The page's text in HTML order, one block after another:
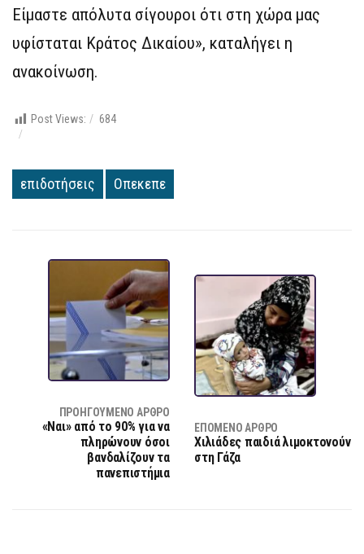
Είμαστε απόλυτα σίγουροι ότι στη χώρα μας
υφίσταται Κράτος Δικαίου», καταλήγει η
ανακοίνωση.
Post Views: 684
επιδοτήσεις Οπεκεπε
ΠΡΟΗΓΟΎΜΕΝΟ ΆΡΘΡΟ
«Ναι» από το 90% για να
πληρώνουν όσοι
βανδαλίζουν τα
πανεπιστήμια
ΕΠΌΜΕΝΟ ΆΡΘΡΟ
Χιλιάδες παιδιά λιμοκτονούν
στη Γάζα